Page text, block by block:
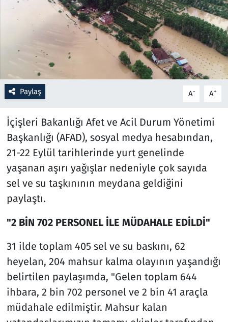
Paylaş A- A+
İçişleri Bakanlığı Afet ve Acil Durum Yönetimi
Başkanlığı (AFAD), sosyal medya hesabından,
21-22 Eylül tarihlerinde yurt genelinde
yaşanan aşırı yağışlar nedeniyle çok sayıda
sel ve su taşkınının meydana geldiğini
paylaştı.
"2 BİN 702 PERSONEL İLE MÜDAHALE EDİLDİ"
31 ilde toplam 405 sel ve su baskını, 62
heyelan, 204 mahsur kalma olayının yaşandığı
belirtilen paylaşımda, "Gelen toplam 644
ihbara, 2 bin 702 personel ve 2 bin 41 araçla
müdahale edilmiştir. Mahsur kalan
Rüya Tabirleri
Sağlık
Savunma Sanayi
Seçim 2023
Teknoloji ve Bilim
Televizyon